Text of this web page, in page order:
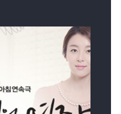
,
하고, 오로지 그 사람만을
들은 서로의
시간을 살아가지만, 그럼에도
다.
대, 운명이 숙명이니 하는
껴지는 시대에,